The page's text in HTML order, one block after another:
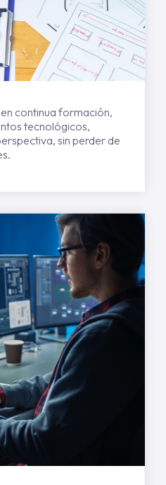
continua formación,
tecnológicos,
sin perder de